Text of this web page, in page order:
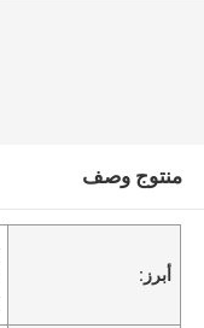
منتوج وصف
أبرز: